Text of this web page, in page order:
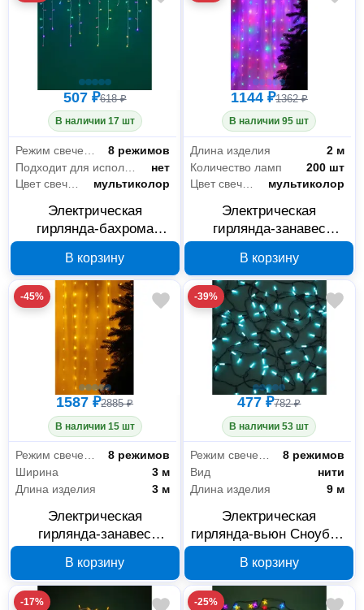
507 ₽618 ₽
В наличии 17 шт
8 режимов
нет
Цвет свечения
мультиколор
Электрическая
гирлянда-бахрома
80 LED, мультиколор
В корзину
1144 ₽1362 ₽
В наличии 95 шт
Длина изделия
2 м
Количество ламп
200 шт
Цвет свечения
мультиколор
Электрическая
гирлянда-занавес
200 LED, мультиколор
В корзину
-45%
1587 ₽2885 ₽
В наличии 15 шт
Режим свечения
8 режимов
Ширина
3 м
Длина изделия
3 м
Электрическая
гирлянда-занавес
м, 300 LED, шампань
В корзину
-39%
477 ₽782 ₽
В наличии 53 шт
Режим свечения
8 режимов
Вид
нити
Длина изделия
9 м
Электрическая
гирлянда-вьюн Сноубум
голубая
В корзину
-17% -25%